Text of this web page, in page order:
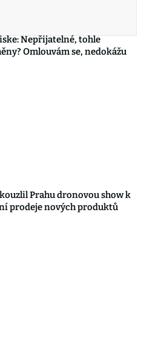
Nepřijatelné, tohle
Omlouvám se, nedokážu
Prahu dronovou show k
prodeje nových produktů